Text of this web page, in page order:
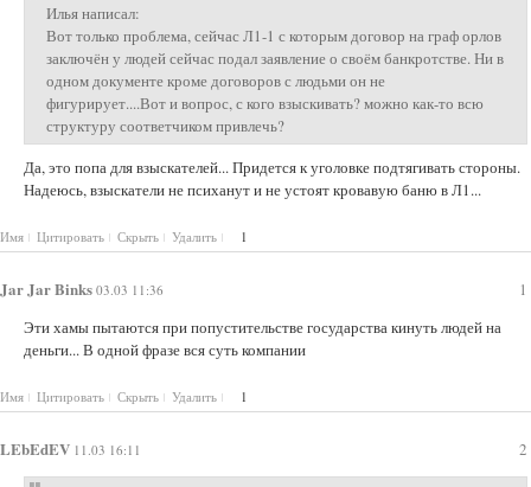
Илья написал:
Вот только проблема, сейчас Л1-1 с которым договор на граф орлов
заключён у людей сейчас подал заявление о своём банкротстве. Ни в
одном документе кроме договоров с людьми он не
фигурирует....Вот и вопрос, с кого взыскивать? можно как-то всю
структуру соответчиком привлечь?
Да, это попа для взыскателей... Придется к уголовке подтягивать стороны.
Надеюсь, взыскатели не психанут и не устоят кровавую баню в Л1...
Имя Цитировать Скрыть Удалить 1
1
Jar Jar Binks 03.03 11:36
Эти хамы пытаются при попустительстве государства кинуть людей на
деньги... В одной фразе вся суть компании
Имя Цитировать Скрыть Удалить 1
2
LEbEdEV 11.03 16:11